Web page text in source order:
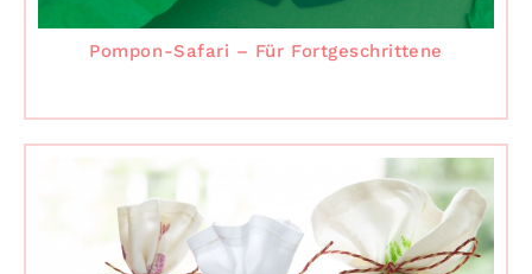
Pompon-Safari – Für Fortgeschrittene